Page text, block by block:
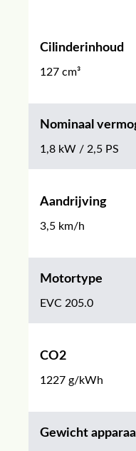
Cilinderinhoud
127 cm³
Nominaal
1,8 kW / 2,5 PS
Aandrijving
3,5 km/h
Motortype
EVC 205.0
CO2
1227 g/kWh
Gewicht